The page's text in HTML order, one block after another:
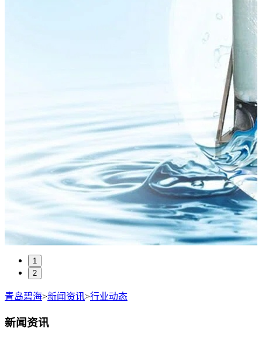
1
2
青岛碧海>新闻资讯>行业动态
新闻资讯